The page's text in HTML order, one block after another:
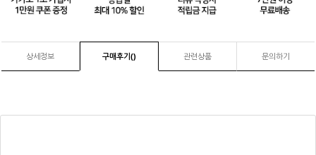
상세정보 구매후기() 관련상품 문의하기